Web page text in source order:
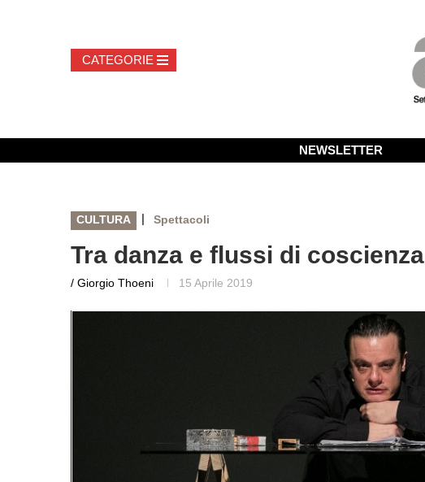
NEWSLETTER
CULTURA | Spettacoli
Tra danza e flussi di coscienza
/ Giorgio Thoeni 15 Aprile 2019